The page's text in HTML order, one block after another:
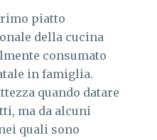
piatto
della cucina
consumato
in famiglia.
quando datare
ma da alcuni
quali sono